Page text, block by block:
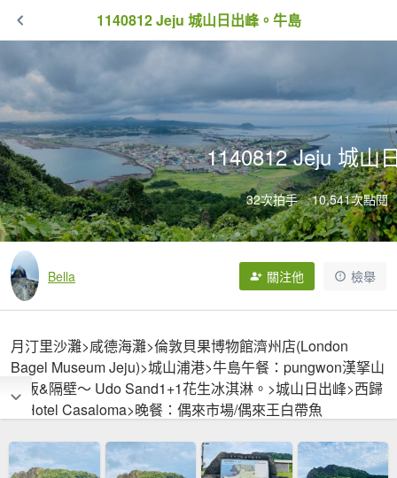
1140812 Jeju 城山日出峰。牛島
1140812 Jeju 城山
32次拍手 10,541次點閱
Bella 關注他 檢舉
月汀里沙灘>咸德海灘>倫敦貝果博物館濟州店(London
Bagel Museum Jeju)>城山浦港>牛島午餐：pungwon漢拏山
炒飯&隔壁～ Udo Sand1+1花生冰淇淋。>城山日出峰>西歸
浦Hotel Casaloma>晚餐：偶來市場/偶來王白帶魚